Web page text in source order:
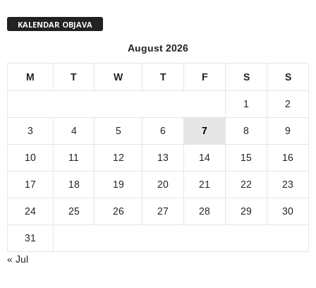
KALENDAR OBJAVA
August 2026
M T W T F S S
1 2
3 4 5 6 7 8 9
10 11 12 13 14 15 16
17 18 19 20 21 22 23
24 25 26 27 28 29 30
31
« Jul